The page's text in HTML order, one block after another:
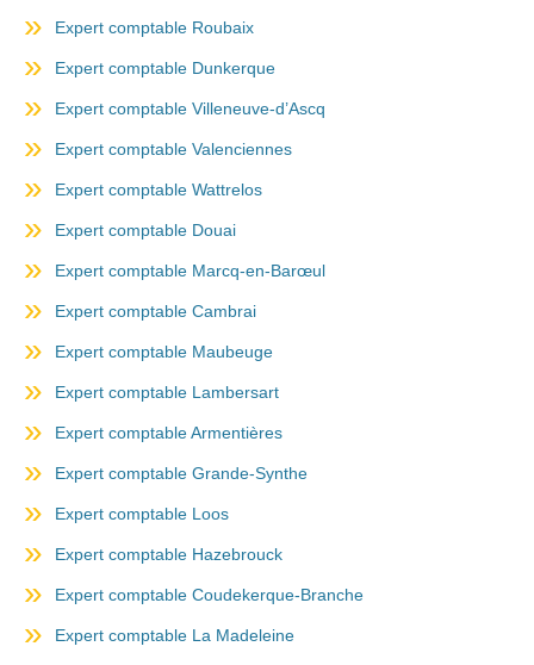
Expert comptable Roubaix
Expert comptable Dunkerque
Expert comptable Villeneuve-d’Ascq
Expert comptable Valenciennes
Expert comptable Wattrelos
Expert comptable Douai
Expert comptable Marcq-en-Barœul
Expert comptable Cambrai
Expert comptable Maubeuge
Expert comptable Lambersart
Expert comptable Armentières
Expert comptable Grande-Synthe
Expert comptable Loos
Expert comptable Hazebrouck
Expert comptable Coudekerque-Branche
Expert comptable La Madeleine